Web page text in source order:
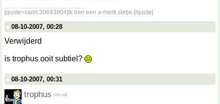
[quote=sann;30693804]Ik ben een a-merk sletje.[/quote]
08-10-2007, 00:28
Verwijderd
is trophus ooit subtiel?
08-10-2007, 00:31
trophus